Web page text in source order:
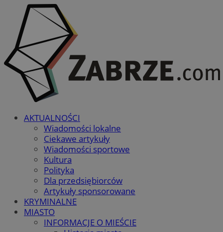
AKTUALNOŚCI
Wiadomości lokalne
Ciekawe artykuły
Wiadomości sportowe
Kultura
Polityka
Dla przedsiębiorców
Artykuły sponsorowane
KRYMINALNE
MIASTO
INFORMACJE O MIEŚCIE